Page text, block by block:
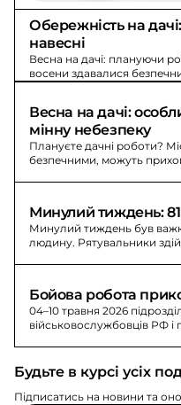
Обережність на
навесні
Весна на дачі: плануючи
восени здавалися
Весна на дачі:
мінну небезпеку
Плануєте дачні роботи?
безпечними, можуть
Минулий тиждень:
Минулий тиждень був
людину. Рятувальники
Бойова робота
04–10 травня 2026
військовослужбовців РФ
Будьте в курсі усіх
Підписатись на новини та